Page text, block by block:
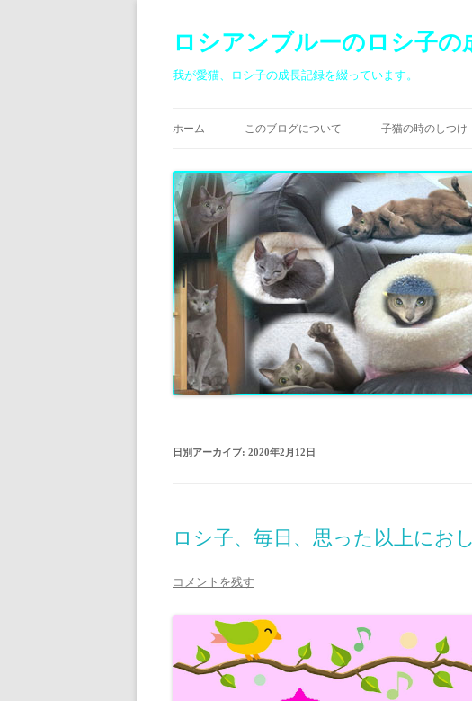
ロシアンブルーのロシ子の
我が愛猫、ロシ子の成長記録を綴っています。
ホーム このブログについて 子猫の時のしつけ
日別アーカイブ: 2020年2月12日
ロシ子、毎日、思った以上にお
コメントを残す